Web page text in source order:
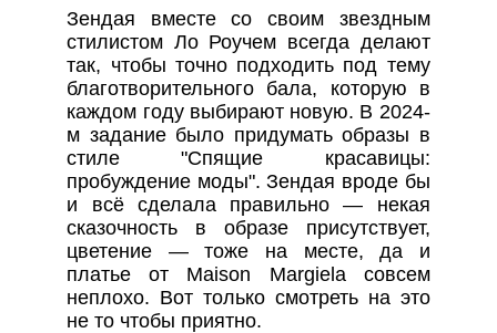
Зендая вместе со своим звездным
стилистом Ло Роучем всегда делают
так, чтобы точно подходить под тему
благотворительного бала, которую в
каждом году выбирают новую. В 2024-
м задание было придумать образы в
стиле "Спящие красавицы:
пробуждение моды". Зендая вроде бы
и всё сделала правильно — некая
сказочность в образе присутствует,
цветение — тоже на месте, да и
платье от Maison Margiela совсем
неплохо. Вот только смотреть на это
не то чтобы приятно.